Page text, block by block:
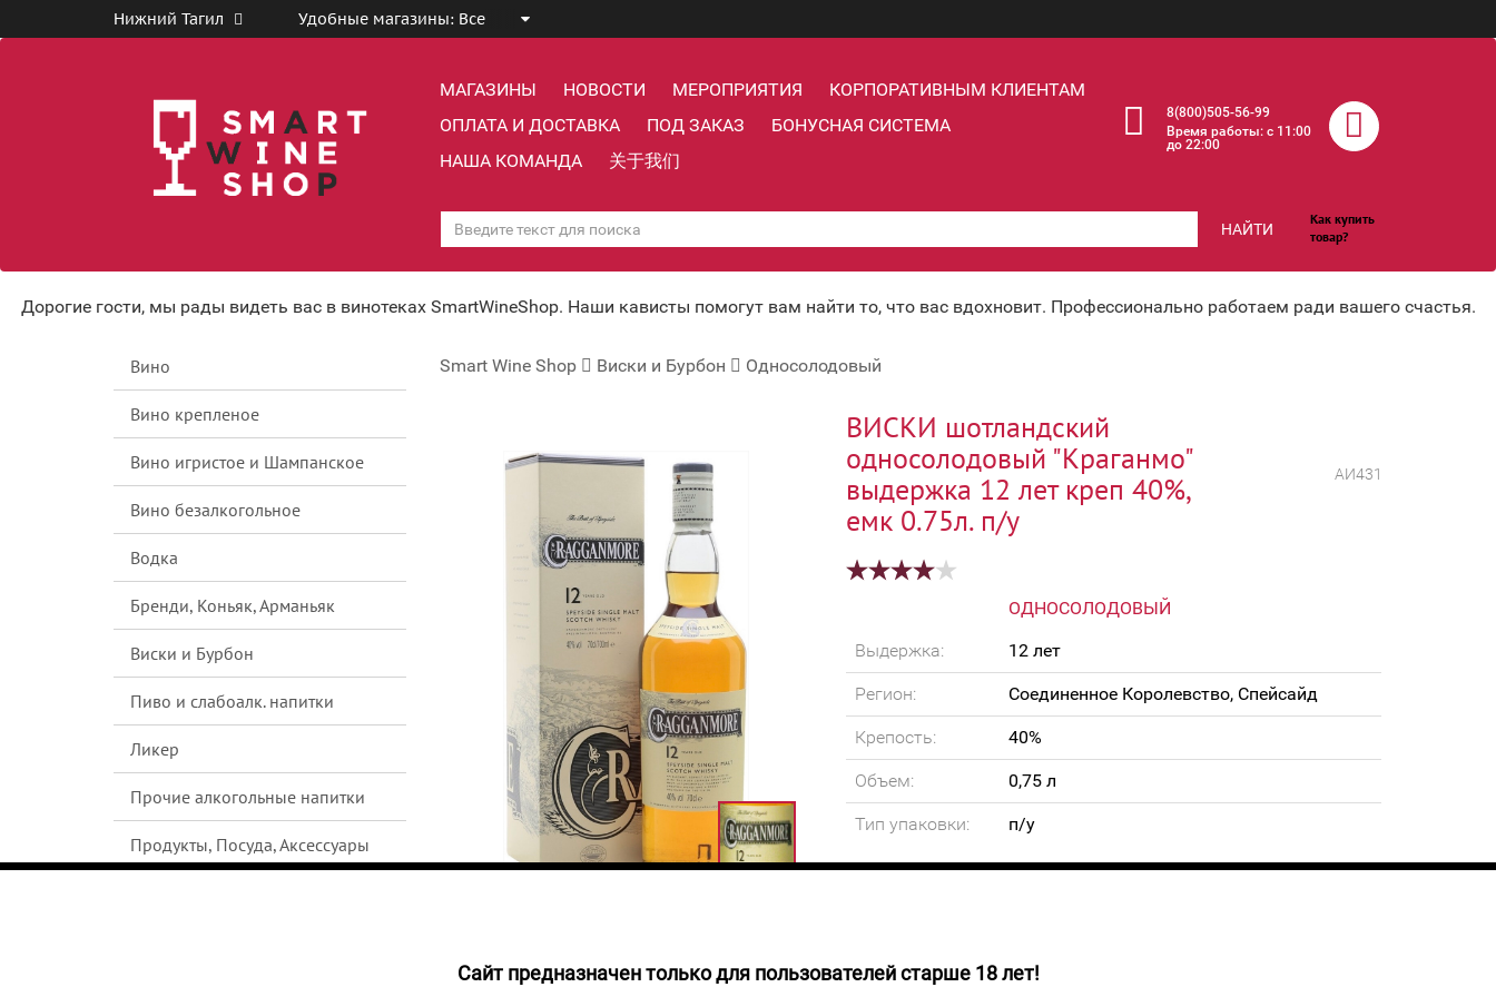
Нижний Тагил Удобные магазины: Все
МАГАЗИНЫ НОВОСТИ МЕРОПРИЯТИЯ
КОРПОРАТИВНЫМ КЛИЕНТАМ
ОПЛАТА И ДОСТАВКА
ПОД ЗАКАЗ
БОНУСНАЯ СИСТЕМА
НАША КОМАНДА
关于我们
8(800)505-56-99
Время работы: c 11:00
до 22:00
НАЙТИ
Как купить
товар?
Дорогие гости, мы рады видеть вас в винотеках SmartWineShop. Наши кависты помогут вам найти то, что вас вдохновит. Профессионально работаем ради вашего счастья.
Вино
Вино крепленое
Вино игристое и Шампанское
Вино безалкогольное
Водка
Бренди, Коньяк, Арманьяк
Виски и Бурбон
Пиво и слабоалк. напитки
Ликер
Прочие алкогольные напитки
Продукты, Посуда, Аксессуары
Smart Wine Shop Виски и Бурбон Односолодовый
ВИСКИ шотландский
односолодовый "Краганмо"
выдержка 12 лет креп 40%,
емк 0.75л. п/у
АИ431
ОДНОСОЛОДОВЫЙ
Выдержка:
12 лет
Регион: Соединенное Королевство, Спейсайд
Крепость: 40%
Объем: 0,75 л
Тип упаковки: п/у
9659руб.
Цвет Виски янтарно-золотистого цвета. Вкус Округлый,
Cайт предназначен только для пользователей старше 18 лет!